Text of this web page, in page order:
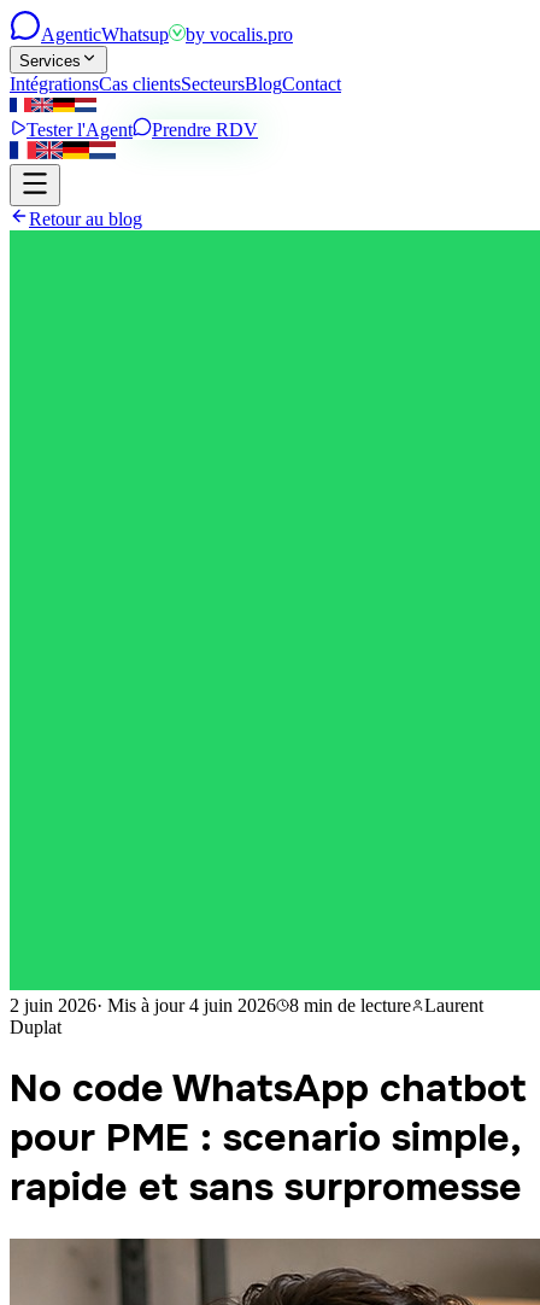
AgenticWhatsup by vocalis.pro
Services
IntégrationsCas clientsSecteursBlogContact
Tester l'Agent Prendre RDV
Retour au blog
2 juin 2026· Mis à jour 4 juin 2026 8 min de lecture
Laurent
Duplat
No code WhatsApp chatbot
pour PME : scenario simple,
rapide et sans surpromesse